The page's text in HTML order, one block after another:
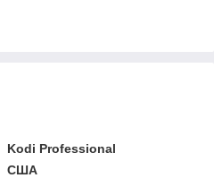
Kodi Professional
США